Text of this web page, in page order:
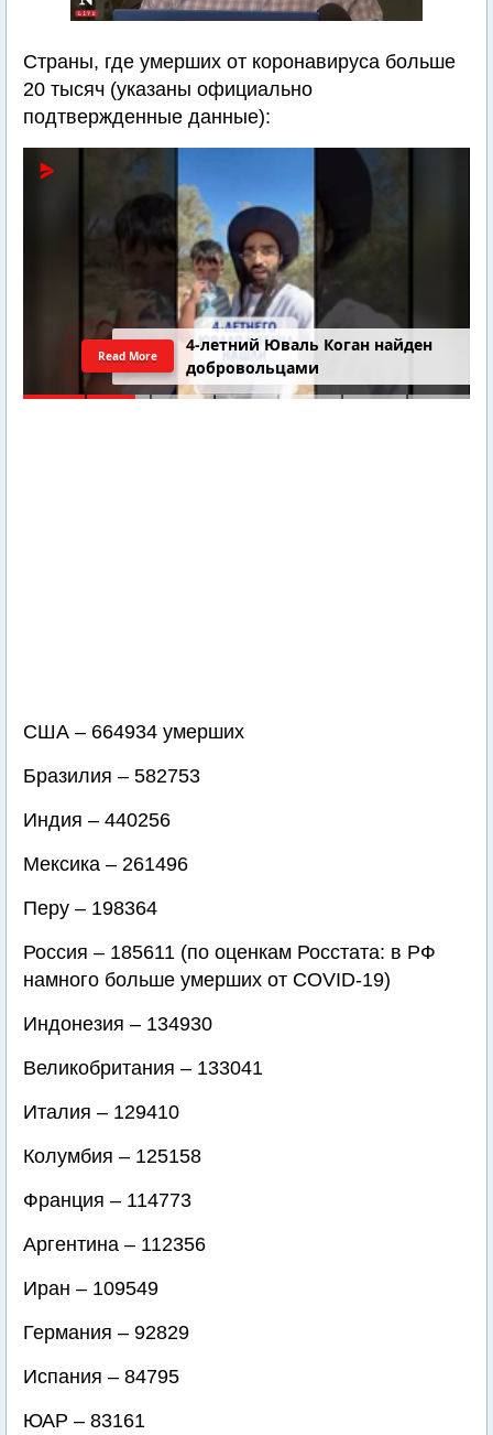
Страны, где умерших от коронавируса больше
20 тысяч (указаны официально
подтвержденные данные):
4-летний Юваль Коган найден
добровольцами
Read More
США – 664934 умерших
Бразилия – 582753
Индия – 440256
Мексика – 261496
Перу – 198364
Россия – 185611 (по оценкам Росстата: в РФ
намного больше умерших от COVID-19)
Индонезия – 134930
Великобритания – 133041
Италия – 129410
Колумбия – 125158
Франция – 114773
Аргентина – 112356
Иран – 109549
Германия – 92829
Испания – 84795
ЮАР – 83161